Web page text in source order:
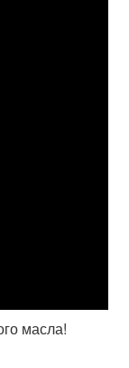
масла!